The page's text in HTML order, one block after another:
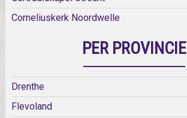
Corneliuskerk Noordwelle
PER PROVINCIE
Drenthe
Flevoland